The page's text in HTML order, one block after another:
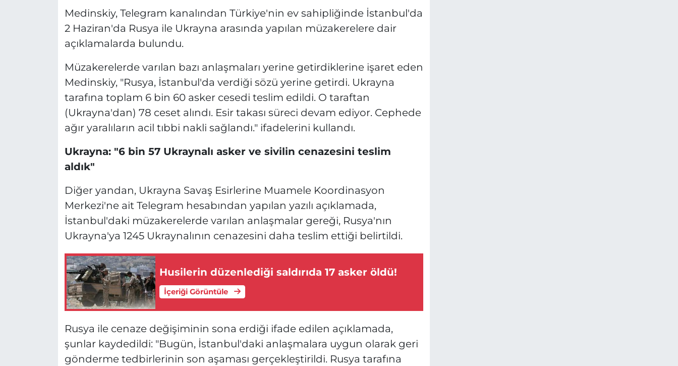
Medinskiy, Telegram kanalından Türkiye'nin ev sahipliğinde İstanbul'da
2 Haziran'da Rusya ile Ukrayna arasında yapılan müzakerelere dair
açıklamalarda bulundu.
Müzakerelerde varılan bazı anlaşmaları yerine getirdiklerine işaret eden
Medinskiy, "Rusya, İstanbul'da verdiği sözü yerine getirdi. Ukrayna
tarafına toplam 6 bin 60 asker cesedi teslim edildi. O taraftan
(Ukrayna'dan) 78 ceset alındı. Esir takası süreci devam ediyor. Cephede
ağır yaralıların acil tıbbi nakli sağlandı." ifadelerini kullandı.
Ukrayna: "6 bin 57 Ukraynalı asker ve sivilin cenazesini teslim
aldık"
Diğer yandan, Ukrayna Savaş Esirlerine Muamele Koordinasyon
Merkezi'ne ait Telegram hesabından yapılan yazılı açıklamada,
İstanbul'daki müzakerelerde varılan anlaşmalar gereği, Rusya'nın
Ukrayna'ya 1245 Ukraynalının cenazesini daha teslim ettiği belirtildi.
Husilerin düzenlediği saldırıda 17 asker öldü!
İçeriği Görüntüle
Rusya ile cenaze değişiminin sona erdiği ifade edilen açıklamada,
şunlar kaydedildi: "Bugün, İstanbul'daki anlaşmalara uygun olarak geri
gönderme tedbirlerinin son aşaması gerçekleştirildi. Rusya tarafına